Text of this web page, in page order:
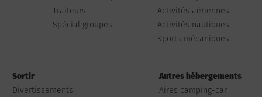
Traiteurs
Spécial groupes
Activités aériennes
Activités nautiques
Sports mécaniques
Sortir
Divertissements
Autres hébergements
Aires camping-car